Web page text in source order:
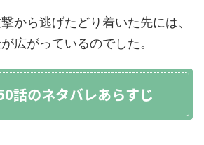
から逃げたどり着いた先には、
広がっているのでした。
話のネタバレあらすじ